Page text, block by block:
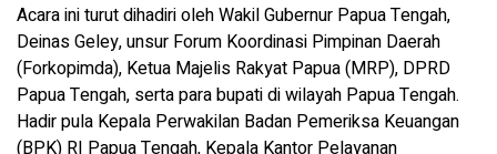
Acara ini turut dihadiri oleh Wakil Gubernur Papua Tengah,
Deinas Geley, unsur Forum Koordinasi Pimpinan Daerah
(Forkopimda), Ketua Majelis Rakyat Papua (MRP), DPRD
Papua Tengah, serta para bupati di wilayah Papua Tengah.
Hadir pula Kepala Perwakilan Badan Pemeriksa Keuangan
(BPK) RI Papua Tengah, Kepala Kantor Pelayanan